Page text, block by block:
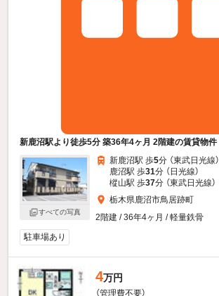
新鹿沼駅より徒歩5分 築36年4ヶ月 2階建の賃貸物件
すべての写真
新鹿沼駅 歩5分 （東武日光線）
鹿沼駅 歩31分 （日光線）
樅山駅 歩37分 （東武日光線）
栃木県鹿沼市鳥居跡町
2階建 / 36年4ヶ月 / 軽量鉄骨
駐車場あり
4万円
（管理費不要）